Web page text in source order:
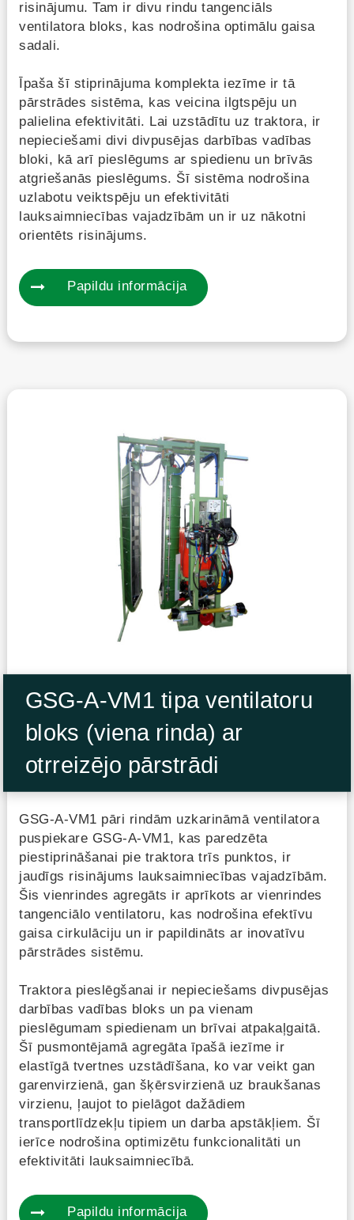
risinājumu. Tam ir divu rindu tangenciāls
ventilatora bloks, kas nodrošina optimālu gaisa
sadali.
Īpaša šī stiprinājuma komplekta iezīme ir tā
pārstrādes sistēma, kas veicina ilgtspēju un
palielina efektivitāti. Lai uzstādītu uz traktora, ir
nepieciešami divi divpusējas darbības vadības
bloki, kā arī pieslēgums ar spiedienu un brīvās
atgriešanās pieslēgums. Šī sistēma nodrošina
uzlabotu veiktspēju un efektivitāti
lauksaimniecības vajadzībām un ir uz nākotni
orientēts risinājums.
Papildu informācija
GSG-A-VM1 tipa ventilatoru
bloks (viena rinda) ar
otrreizējo pārstrādi
GSG-A-VM1 pāri rindām uzkarināmā ventilatora
puspiekare GSG-A-VM1, kas paredzēta
piestiprināšanai pie traktora trīs punktos, ir
jaudīgs risinājums lauksaimniecības vajadzībām.
Šis vienrindes agregāts ir aprīkots ar vienrindes
tangenciālo ventilatoru, kas nodrošina efektīvu
gaisa cirkulāciju un ir papildināts ar inovatīvu
pārstrādes sistēmu.
Traktora pieslēgšanai ir nepieciešams divpusējas
darbības vadības bloks un pa vienam
pieslēgumam spiedienam un brīvai atpakaļgaitā.
Šī pusmontējamā agregāta īpašā iezīme ir
elastīgā tvertnes uzstādīšana, ko var veikt gan
garenvirzienā, gan šķērsvirzienā uz braukšanas
virzienu, ļaujot to pielāgot dažādiem
transportlīdzekļu tipiem un darba apstākļiem. Šī
ierīce nodrošina optimizētu funkcionalitāti un
efektivitāti lauksaimniecībā.
Papildu informācija